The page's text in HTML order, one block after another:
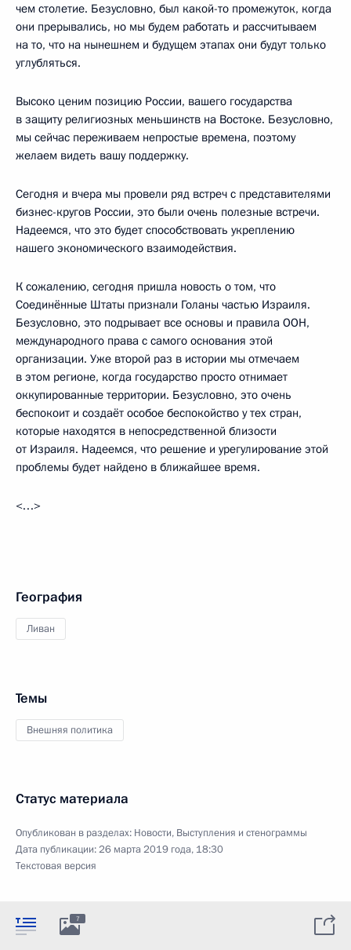
чем столетие. Безусловно, был какой-то промежуток, когда
они прерывались, но мы будем работать и рассчитываем
на то, что на нынешнем и будущем этапах они будут только
углубляться.
Высоко ценим позицию России, вашего государства
в защиту религиозных меньшинств на Востоке. Безусловно,
мы сейчас переживаем непростые времена, поэтому
желаем видеть вашу поддержку.
Сегодня и вчера мы провели ряд встреч с представителями
бизнес-кругов России, это были очень полезные встречи.
Надеемся, что это будет способствовать укреплению
нашего экономического взаимодействия.
К сожалению, сегодня пришла новость о том, что
Соединённые Штаты признали Голаны частью Израиля.
Безусловно, это подрывает все основы и правила ООН,
международного права с самого основания этой
организации. Уже второй раз в истории мы отмечаем
в этом регионе, когда государство просто отнимает
оккупированные территории. Безусловно, это очень
беспокоит и создаёт особое беспокойство у тех стран,
которые находятся в непосредственной близости
от Израиля. Надеемся, что решение и урегулирование этой
проблемы будет найдено в ближайшее время.
<…>
География
Ливан
Темы
Внешняя политика
Статус материала
Опубликован в разделах: Новости, Выступления и стенограммы
Дата публикации:26 марта 2019 года, 18:30
Текстовая версия
7